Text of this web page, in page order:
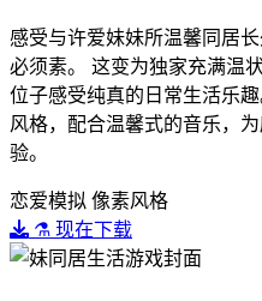
感受与许爱妹妹所温馨同居
必须素。 这变为独家充满温
位子感受纯真的日常生活乐
风格，配合温馨式的音乐，
验。
恋爱模拟 像素风格
⚗️ 现在下载